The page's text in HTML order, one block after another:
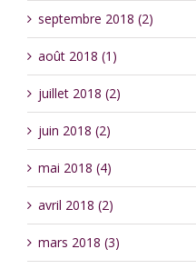
septembre 2018 (2)
août 2018 (1)
juillet 2018 (2)
juin 2018 (2)
mai 2018 (4)
avril 2018 (2)
mars 2018 (3)